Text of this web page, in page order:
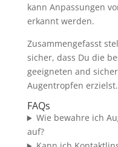
kann Anpassungen
erkannt werden.
Zusammengefasst
sicher, dass Du die
geeigneten and
Augentropfen erzielst.
FAQs
Wie bewahre ich
auf?